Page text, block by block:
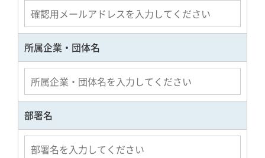
所属企業・団体名
部署名